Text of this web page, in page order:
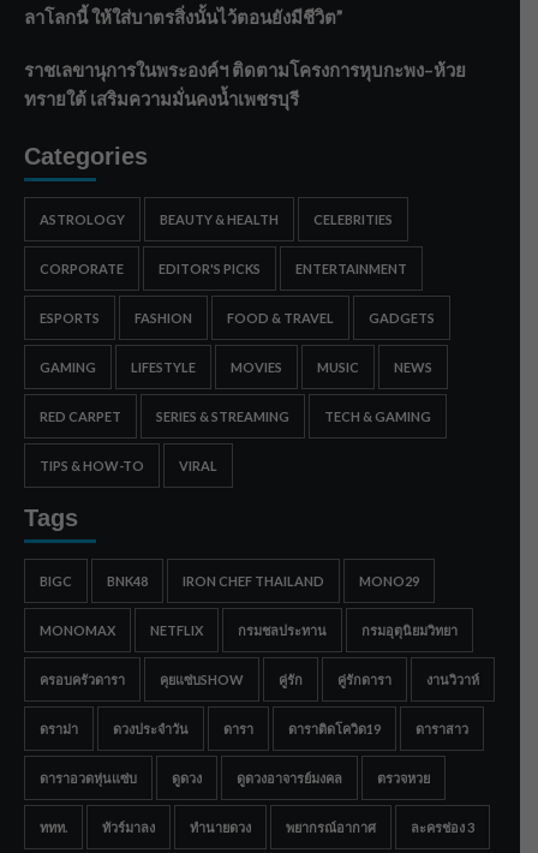
ลาโลกนี้ ให้ใส่บาตรสิ่งนั้นไว้ตอนยังมีชีวิต”
ราชเลขานุการในพระองค์ฯ ติดตามโครงการหุบกะพง–ห้วย
ทรายใต้ เสริมความมั่นคงน้ำเพชรบุรี
Categories
ASTROLOGY BEAUTY & HEALTH CELEBRITIES
CORPORATE EDITOR'S PICKS ENTERTAINMENT
ESPORTS FASHION FOOD & TRAVEL GADGETS
GAMING LIFESTYLE MOVIES MUSIC NEWS
RED CARPET SERIES & STREAMING TECH & GAMING
TIPS & HOW-TO VIRAL
Tags
BIGC BNK48 IRON CHEF THAILAND MONO29
MONOMAX NETFLIX กรมชลประทาน กรมอุตุนิยมวิทยา
ครอบครัวดารา คุยแซ่บSHOW คู่รัก คู่รักดารา งานวิวาห์
ดราม่า ดวงประจำวัน ดารา ดาราติดโควิด19 ดาราสาว
ดาราอวดหุ่นแซ่บ ดูดวง ดูดวงอาจารย์มงคล ตรวจหวย
ททท. ทัวร์มาลง ทำนายดวง พยากรณ์อากาศ ละครช่อง 3